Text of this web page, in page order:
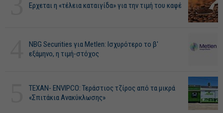
Ερχεται η «τέλεια καταιγίδα» για την τιμή του καφέ
NBG Securities για Metlen: Ισχυρότερο το β'
εξάμηνο, η τιμή-στόχος
ΤΕΧΑΝ- ENVIPCO: Τεράστιος τζίρος από τα μικρά
«Σπιτάκια Ανακύκλωσης»